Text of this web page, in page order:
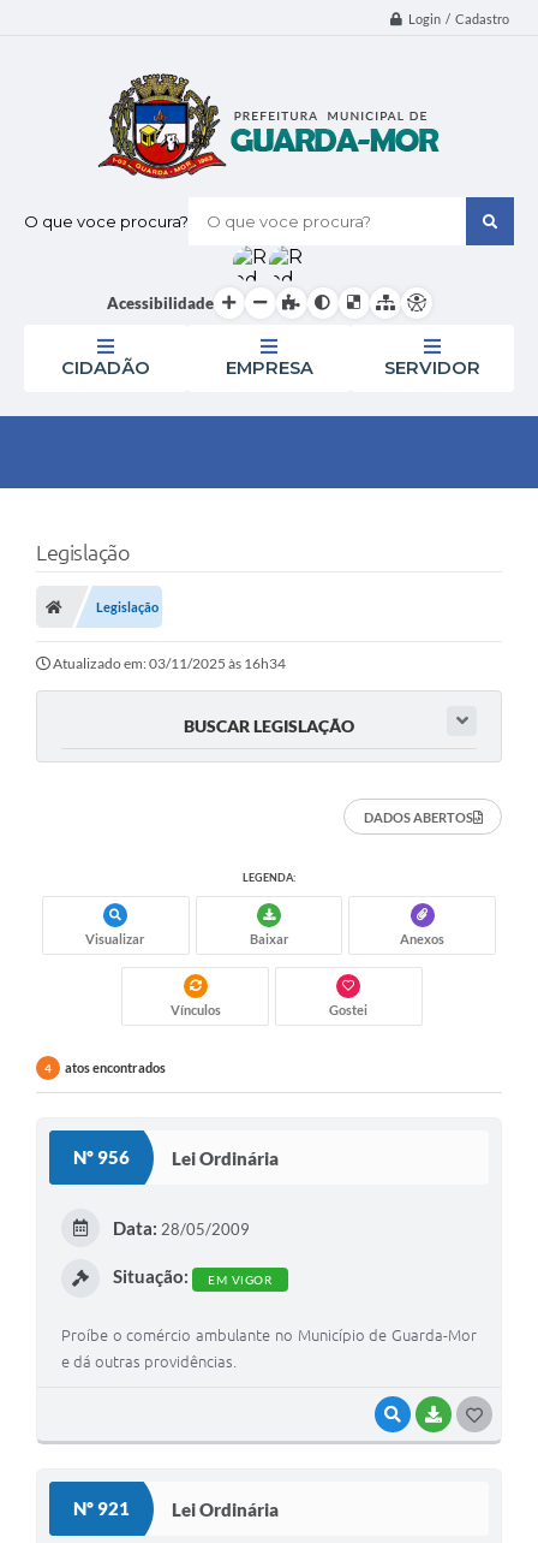
Login / Cadastro
O que voce procura?
Acessibilidade
CIDADÃO EMPRESA SERVIDOR
Legislação
Legislação
Atualizado em: 03/11/2025 às 16h34
BUSCAR LEGISLAÇÃO
DADOS ABERTOS
LEGENDA:
Visualizar Baixar Anexos
Vínculos Gostei
4 atos encontrados
Nº 956 Lei Ordinária
VISUALIZAR
BAIXAR
Data: 28/05/2009
Situação: EM VIGOR
Proíbe o comércio ambulante no Município de Guarda-Mor
e dá outras providências.
Nº 921 Lei Ordinária